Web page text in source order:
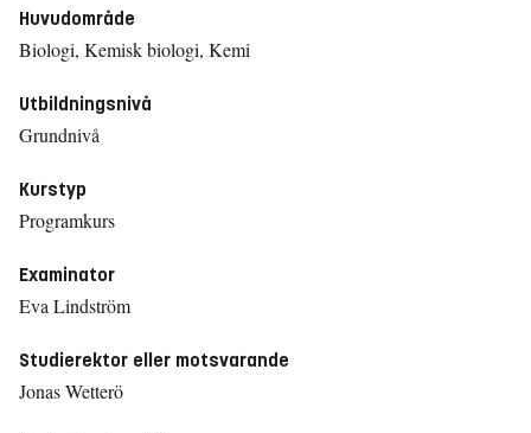
Huvudområde
Biologi, Kemisk biologi, Kemi
Utbildningsnivå
Grundnivå
Kurstyp
Programkurs
Examinator
Eva Lindström
Studierektor eller motsvarande
Jonas Wetterö